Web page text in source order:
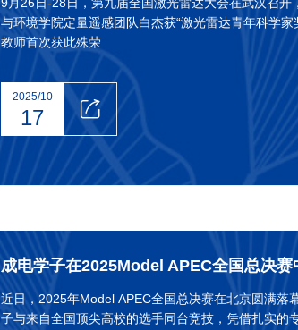
与环境学院定量遥感团队白杰获“激光雷达青年科学家
教师首次获此殊荣
2025/10
17
成电学子在2025Model APEC全国总决赛
近日，2025年Model APEC全国总决赛在北京圆满落
子与来自全国顶尖高校的选手同台竞技，凭借扎实的